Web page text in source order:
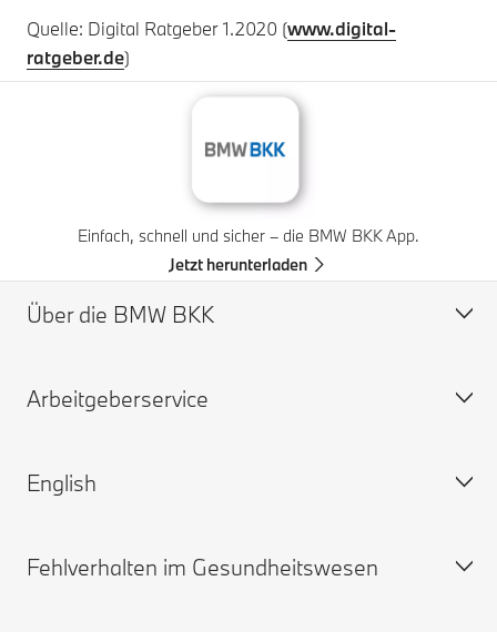
Quelle: Digital Ratgeber 1.2020 (www.digital-
ratgeber.de)
Einfach, schnell und sicher – die BMW BKK App.
Jetzt herunterladen
Über die BMW BKK
Profil
Verwaltungsrat
Karriere
Arbeitgeberservice
Beiträge
Downloads und Links
English
BMW BKK
Fehlverhalten im Gesundheitswesen